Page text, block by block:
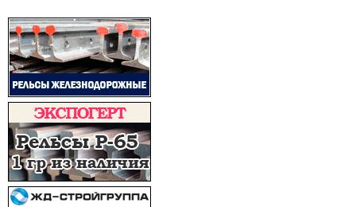
Отмена